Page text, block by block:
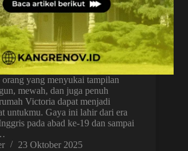
yang menyukai tampilan
mewah, dan juga penuh
Victoria dapat menjadi
untukmu. Gaya ini lahir dari era
pada abad ke-19 dan sampai
23 Oktober 2025